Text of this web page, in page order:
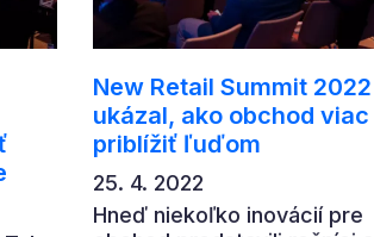
New Retail Summit 2022
ukázal, ako obchod viac
priblížiť ľuďom
25. 4. 2022
Hneď niekoľko inovácií pre